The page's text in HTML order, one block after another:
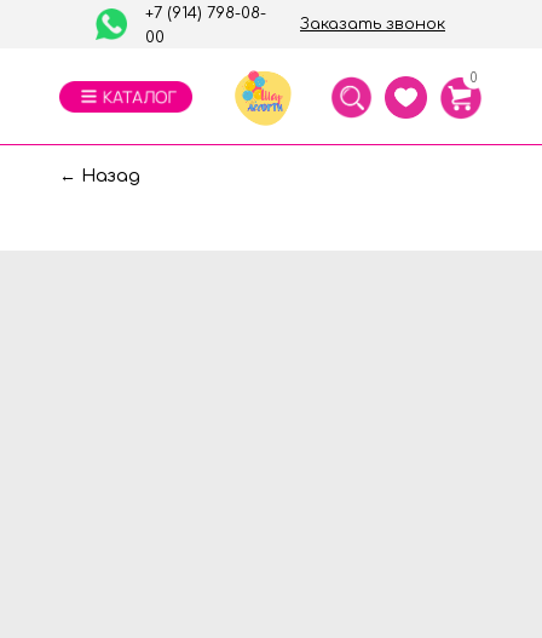
Заказать звонок
+7 (914) 798-08-
00
0
← Назад